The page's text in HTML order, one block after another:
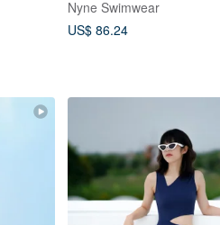
Nyne Swimwear
US$ 86.24